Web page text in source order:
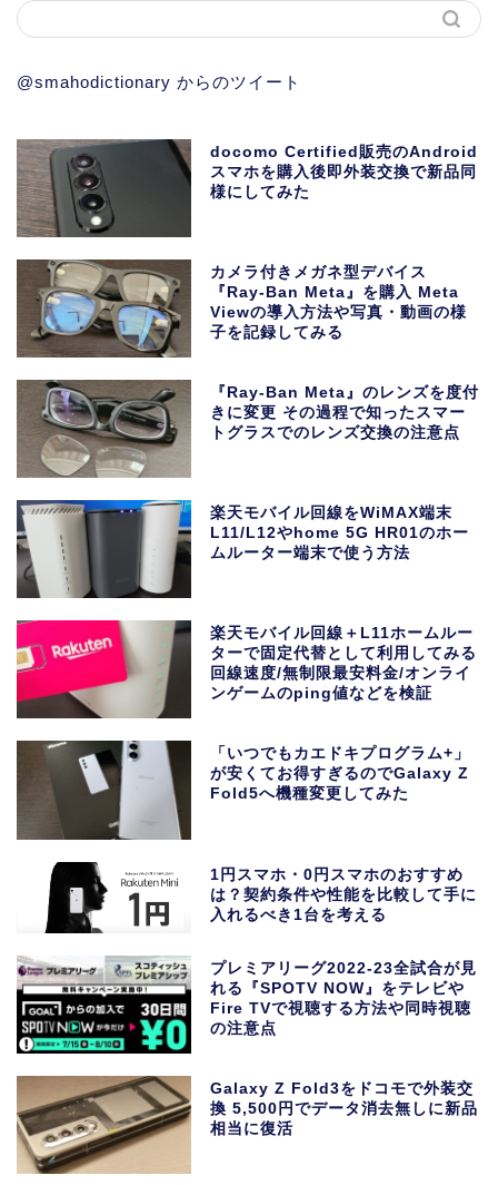
@smahodictionary からのツイート
docomo Certified販売のAndroid
スマホを購入後即外装交換で新品同
様にしてみた
カメラ付きメガネ型デバイス
『Ray-Ban Meta』を購入 Meta
Viewの導入方法や写真・動画の様
子を記録してみる
『Ray-Ban Meta』のレンズを度付
きに変更 その過程で知ったスマー
トグラスでのレンズ交換の注意点
楽天モバイル回線をWiMAX端末
L11/L12やhome 5G HR01のホー
ムルーター端末で使う方法
楽天モバイル回線＋L11ホームルー
ターで固定代替として利用してみる
回線速度/無制限最安料金/オンライ
ンゲームのping値などを検証
「いつでもカエドキプログラム+」
が安くてお得すぎるのでGalaxy Z
Fold5へ機種変更してみた
1円スマホ・0円スマホのおすすめ
は？契約条件や性能を比較して手に
入れるべき1台を考える
プレミアリーグ2022-23全試合が見
れる『SPOTV NOW』をテレビや
Fire TVで視聴する方法や同時視聴
の注意点
Galaxy Z Fold3をドコモで外装交
換 5,500円でデータ消去無しに新品
相当に復活